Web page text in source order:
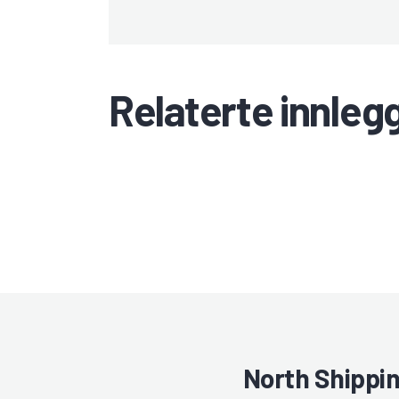
Relaterte
North